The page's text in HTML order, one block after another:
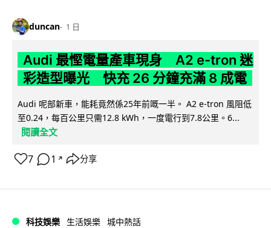
duncan 1 日
Audi 最慳電量產車現身 A2 e-tron 迷
彩造型曝光 快充 26 分鐘充滿 8 成電
Audi 呢部新車，能耗竟然係25年前嘅一半。 A2 e-tron 風阻低
至0.24，每百公里只需12.8 kWh，一度電行到7.8公里。6...
閱讀全文
7 1 ↗ 分享
科技娛樂 生活娛樂 城中熱話